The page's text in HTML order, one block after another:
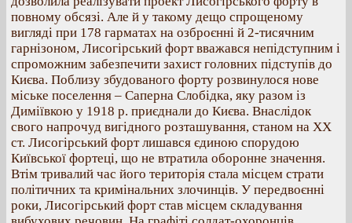
повному обсязі. Але й у такому дещо спрощеному
вигляді при 178 гарматах на озброєнні й 2-тисячним
гарнізоном, Лисогірський форт вважався непідступним і
спроможним забезпечити захист головних підступів до
Києва. Поблизу збудованого форту розвинулося нове
міське поселення – Саперна Слобідка, яку разом із
Диміївкою у 1918 р. приєднали до Києва. Внаслідок
свого напрочуд вигідного розташування, станом на ХХ
ст. Лисогірський форт лишався єдиною спорудою
Київської фортеці, що не втратила оборонне значення.
Втім тривалий час його територія стала місцем страти
політичних та кримінальних злочинців. У передвоєнні
роки, Лисогірський форт став місцем складування